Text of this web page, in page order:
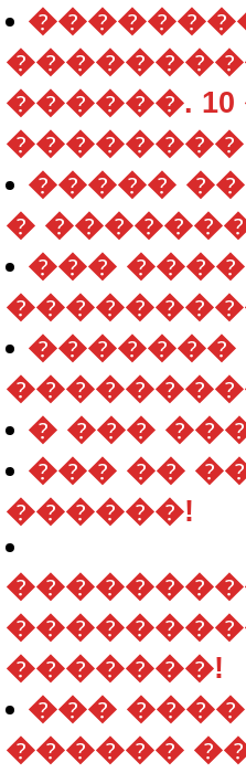
������.
��������
�����
�
���
�������
� ���
��� ��
������!
�������!
���
������